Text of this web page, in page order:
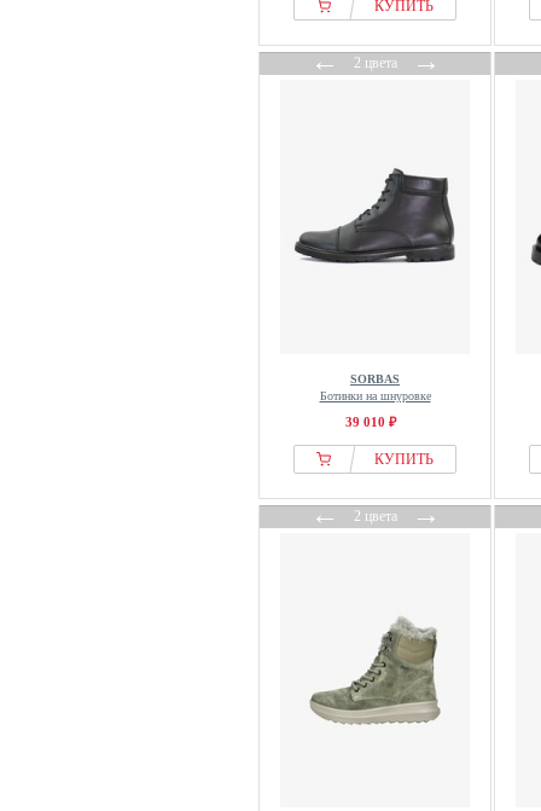
КУПИТЬ
←2 цвета→
SORBAS
Ботинки на шнуровке
39 010 ₽
КУПИТЬ
←2 цвета→